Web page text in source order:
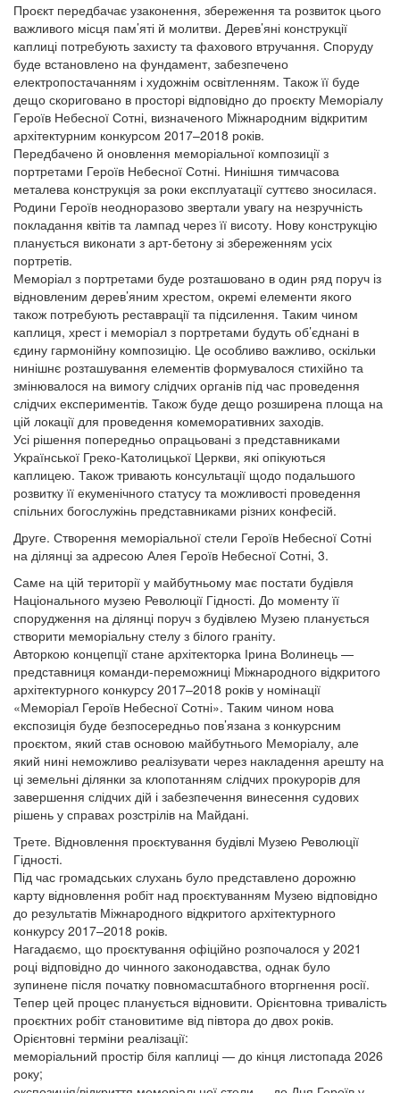
Проєкт передбачає узаконення, збереження та розвиток цього
важливого місця пам’яті й молитви. Дерев’яні конструкції
каплиці потребують захисту та фахового втручання. Споруду
буде встановлено на фундамент, забезпечено
електропостачанням і художнім освітленням. Також її буде
дещо скориговано в просторі відповідно до проєкту Меморіалу
Героїв Небесної Сотні, визначеного Міжнародним відкритим
архітектурним конкурсом 2017–2018 років.
Передбачено й оновлення меморіальної композиції з
портретами Героїв Небесної Сотні. Нинішня тимчасова
металева конструкція за роки експлуатації суттєво зносилася.
Родини Героїв неодноразово звертали увагу на незручність
покладання квітів та лампад через її висоту. Нову конструкцію
планується виконати з арт-бетону зі збереженням усіх
портретів.
Меморіал з портретами буде розташовано в один ряд поруч із
відновленим дерев’яним хрестом, окремі елементи якого
також потребують реставрації та підсилення. Таким чином
каплиця, хрест і меморіал з портретами будуть об’єднані в
єдину гармонійну композицію. Це особливо важливо, оскільки
нинішнє розташування елементів формувалося стихійно та
змінювалося на вимогу слідчих органів під час проведення
слідчих експериментів. Також буде дещо розширена площа на
цій локації для проведення комеморативних заходів.
Усі рішення попередньо опрацьовані з представниками
Української Греко-Католицької Церкви, які опікуються
каплицею. Також тривають консультації щодо подальшого
розвитку її екуменічного статусу та можливості проведення
спільних богослужінь представниками різних конфесій.
Друге. Створення меморіальної стели Героїв Небесної Сотні
на ділянці за адресою Алея Героїв Небесної Сотні, 3.
Саме на цій території у майбутньому має постати будівля
Національного музею Революції Гідності. До моменту її
спорудження на ділянці поруч з будівлею Музею планується
створити меморіальну стелу з білого граніту.
Авторкою концепції стане архітекторка Ірина Волинець —
представниця команди-переможниці Міжнародного відкритого
архітектурного конкурсу 2017–2018 років у номінації
«Меморіал Героїв Небесної Сотні». Таким чином нова
експозиція буде безпосередньо пов’язана з конкурсним
проєктом, який став основою майбутнього Меморіалу, але
який нині неможливо реалізувати через накладення арешту на
ці земельні ділянки за клопотанням слідчих прокурорів для
завершення слідчих дій і забезпечення винесення судових
рішень у справах розстрілів на Майдані.
Трете. Відновлення проєктування будівлі Музею Революції
Гідності.
Під час громадських слухань було представлено дорожню
карту відновлення робіт над проєктуванням Музею відповідно
до результатів Міжнародного відкритого архітектурного
конкурсу 2017–2018 років.
Нагадаємо, що проєктування офіційно розпочалося у 2021
році відповідно до чинного законодавства, однак було
зупинене після початку повномасштабного вторгнення росії.
Тепер цей процес планується відновити. Орієнтовна тривалість
проєктних робіт становитиме від півтора до двох років.
Орієнтовні терміни реалізації:
меморіальний простір біля каплиці — до кінця листопада 2026
року;